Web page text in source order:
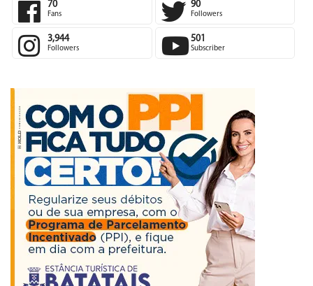
70 90
3,944 501